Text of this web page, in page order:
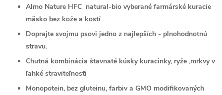
Almo Nature HFC natural-bio vyberané farmárské kuracie
mäsko bez kože a kostí
Doprajte svojmu psovi jedno z najlepších - plnohodnotnú
stravu.
Chutná kombinácia štavnaté kúsky kuracinky, ryže ,mrkvy v
ľahké straviteľnosťi
Monopotein, bez gluteinu, farbiv a GMO modifikovaných